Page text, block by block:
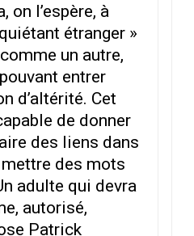
on l’espère, à
étranger »
un autre,
entrer
d’altérité. Cet
de donner
des liens dans
des mots
adulte qui devra
autorisé,
Patrick